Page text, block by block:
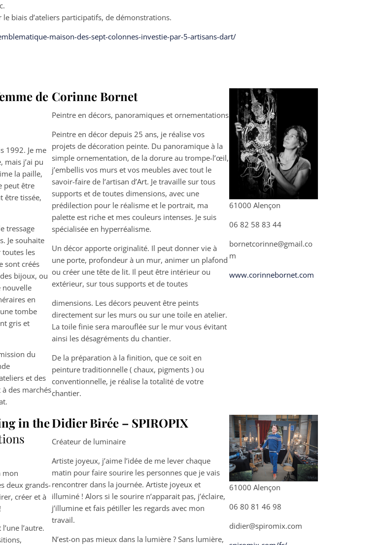
le biais d’ateliers participatifs, de démonstrations.
maison-des-sept-colonnes-investie-par-5-artisans-dart/
de
1992. Je me
mais j’ai pu
la paille,
peut être
être tissée,
tressage
Je souhaite
les
sont créés
bijoux, ou
nouvelle
en
tombe
gris et
du
et des
des marchés
Corinne Bornet
Peintre en décors, panoramiques et ornementations
Peintre en décor depuis 25 ans, je réalise vos
projets de décoration peinte. Du panoramique à la
simple ornementation, de la dorure au trompe-l’œil,
j’embellis vos murs et vos meubles avec tout le
savoir-faire de l’artisan d’Art. Je travaille sur tous
supports et de toutes dimensions, avec une
prédilection pour le réalisme et le portrait, ma
palette est riche et mes couleurs intenses. Je suis
spécialisée en hyperréalisme.
Un décor apporte originalité. Il peut donner vie à
une porte, profondeur à un mur, animer un plafond
ou créer une tête de lit. Il peut être intérieur ou
extérieur, sur tous supports et de toutes
dimensions. Les décors peuvent être peints
directement sur les murs ou sur une toile en atelier.
La toile finie sera marouflée sur le mur vous évitant
ainsi les désagréments du chantier.
De la préparation à la finition, que ce soit en
peinture traditionnelle ( chaux, pigments ) ou
conventionnelle, je réalise la totalité de votre
chantier.
61000 Alençon
06 82 58 83 44
bornetcorinne@gmail.co
m
www.corinnebornet.com
in the
mon
deux grands-
créer et à
l’autre.
Didier Birée – SPIROPIX
Créateur de luminaire
Artiste joyeux, j’aime l’idée de me lever chaque
matin pour faire sourire les personnes que je vais
rencontrer dans la journée. Artiste joyeux et
illuminé ! Alors si le sourire n’apparait pas, j’éclaire,
j’illumine et fais pétiller les regards avec mon
travail.
N’est-on pas mieux dans la lumière ? Sans lumière,
61000 Alençon
06 80 81 46 98
didier@spiromix.com